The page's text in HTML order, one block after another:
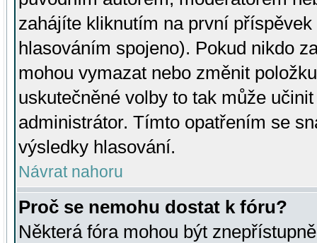
zahájíte kliknutím na první
hlasováním spojeno). Pokud nikdo
mohou vymazat nebo změnit
uskutečněné volby to tak může
administrátor. Tímto opatřením se
výsledky hlasování.
Návrat nahoru
Proč se nemohu dostat k fóru?
Některá fóra mohou být